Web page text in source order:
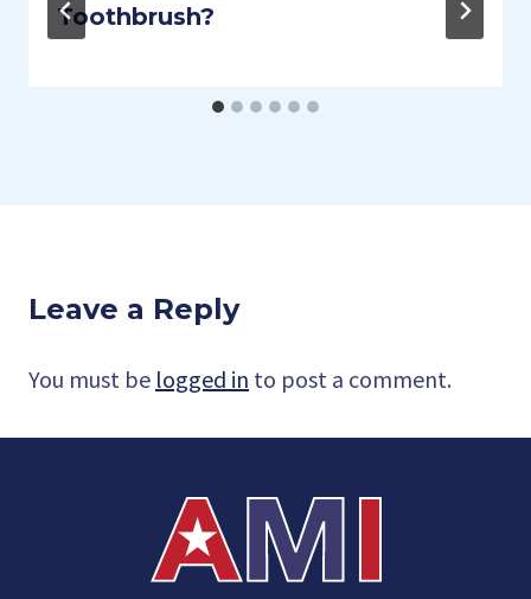
Toothbrush?
Leave a Reply
You must be logged in to post a comment.